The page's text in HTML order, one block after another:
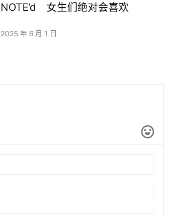
NOTE’d 女生们绝对会喜欢
2025 年 6 月 1 日